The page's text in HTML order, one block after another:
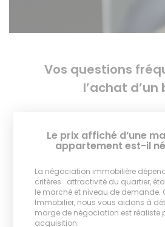
Vos questions
l’achat d’un
Le prix affiché d’une
appartement est-il
La négociation immobilière
critères : attractivité du quartier,
le marché et niveau de demande.
Immobilier, nous vous aidons à
marge de négociation est réaliste
acquisition.